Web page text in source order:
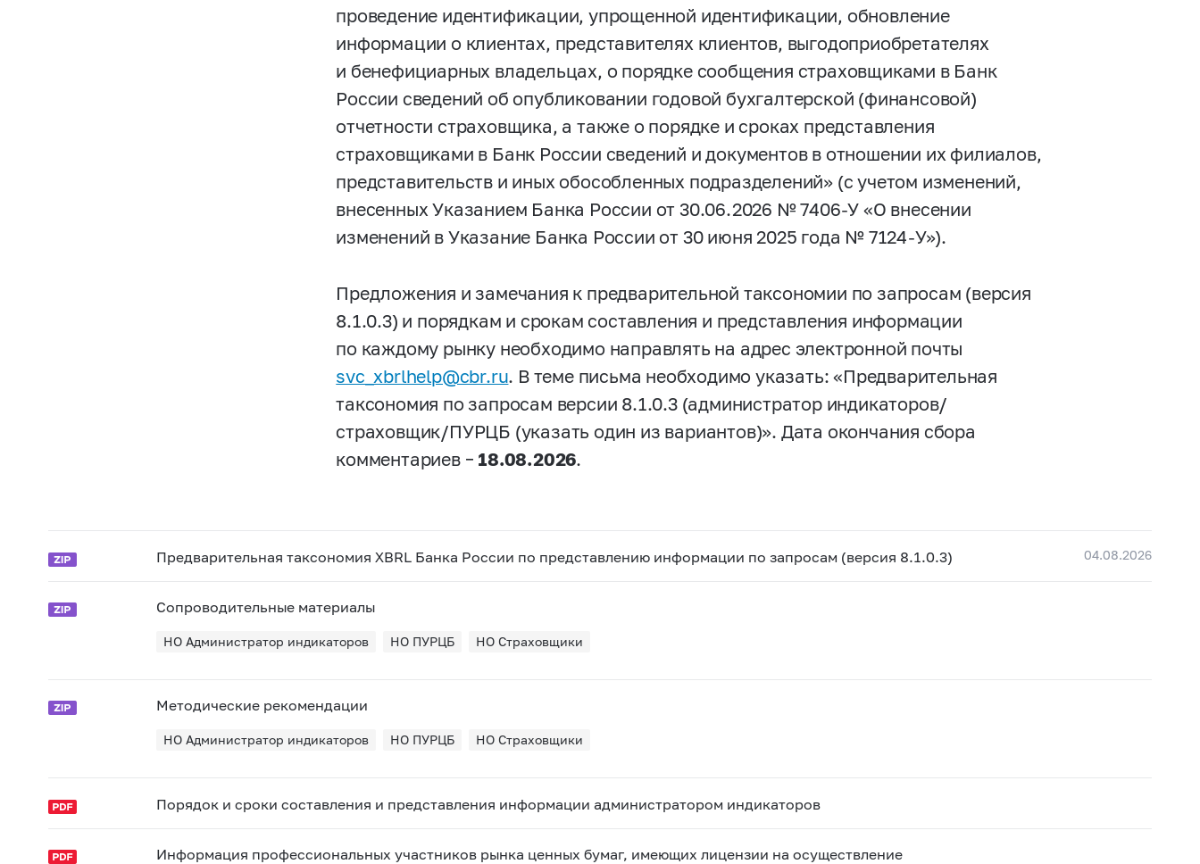
проведение идентификации, упрощенной идентификации, обновление
информации о клиентах, представителях клиентов, выгодоприобретателях
и бенефициарных владельцах, о порядке сообщения страховщиками в Банк
России сведений об опубликовании годовой бухгалтерской (финансовой)
отчетности страховщика, а также о порядке и сроках представления
страховщиками в Банк России сведений и документов в отношении их филиалов,
представительств и иных обособленных подразделений» (с учетом изменений,
внесенных Указанием Банка России от 30.06.2026 №7406-У «О внесении
изменений в Указание Банка России от 30 июня 2025 года № 7124-У»).
Предложения и замечания к предварительной таксономии по запросам (версия
8.1.0.3) и порядкам и срокам составления и представления информации
по каждому рынку необходимо направлять на адрес электронной почты
svc_xbrlhelp@cbr.ru. В теме письма необходимо указать: «Предварительная
таксономия по запросам версии 8.1.0.3 (администратор индикаторов/
страховщик/ПУРЦБ (указать один из вариантов)». Дата окончания сбора
комментариев – 18.08.2026.
04.08.2026
Предварительная таксономия XBRL Банка России по представлению информации по запросам (версия 8.1.0.3)
Сопроводительные материалы
НО Администратор индикаторов НО ПУРЦБ НО Страховщики
Методические рекомендации
НО Администратор индикаторов НО ПУРЦБ НО Страховщики
Порядок и сроки составления и представления информации администратором индикаторов
Информация профессиональных участников рынка ценных бумаг, имеющих лицензии на осуществление